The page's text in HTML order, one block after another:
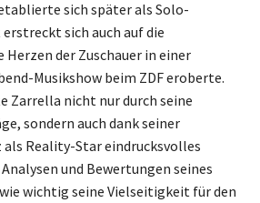
sich später als Solo-
sich auch auf die
Herzen der Zuschauer in einer
Musikshow beim ZDF eroberte.
Zarrella nicht nur durch seine
sondern auch dank seiner
Reality-Star eindrucksvolles
und Bewertungen seines
wichtig seine Vielseitigkeit für den